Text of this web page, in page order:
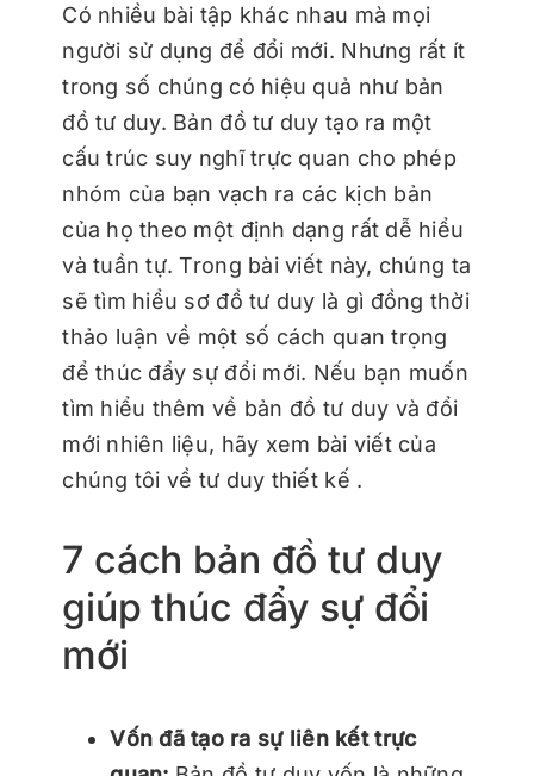
Có nhiều bài tập khác nhau mà mọi
người sử dụng để đổi mới. Nhưng rất ít
trong số chúng có hiệu quả như bản
đồ tư duy. Bản đồ tư duy tạo ra một
cấu trúc suy nghĩ trực quan cho phép
nhóm của bạn vạch ra các kịch bản
của họ theo một định dạng rất dễ hiểu
và tuần tự.Trong bài viết này, chúng ta
sẽ tìm hiểu sơ đồ tư duy là gì đồng thời
thảo luận về một số cách quan trọng
để thúc đẩy sự đổi mới. Nếu bạn muốn
tìm hiểu thêm về bản đồ tư duy và đổi
mới nhiên liệu, hãy xem bài viết của
chúng tôi về tư duy thiết kế .
7 cách bản đồ tư duy
giúp thúc đẩy sự đổi
mới
Vốn đã tạo ra sự liên kết trực